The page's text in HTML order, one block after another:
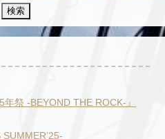
祭 -BEYOND THE ROCK-』